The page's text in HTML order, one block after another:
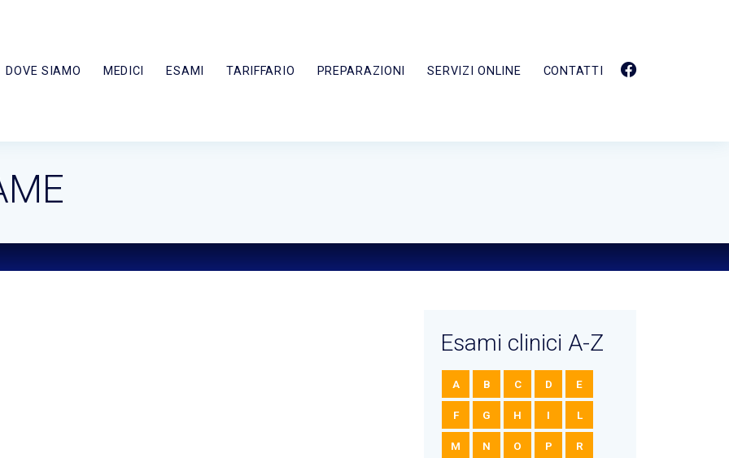
DOVE SIAMO MEDICI ESAMI TARIFFARIO PREPARAZIONI SERVIZI ONLINE CONTATTI
Esami clinici A-Z
A B C D E
F G H I L
M N O P R